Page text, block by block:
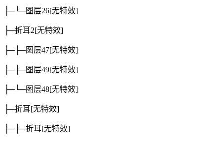
├─└─图层26[无特效]
├─折耳2[无特效]
├─├─图层47[无特效]
├─├─图层49[无特效]
├─└─图层48[无特效]
├─折耳[无特效]
├─├─折耳[无特效]